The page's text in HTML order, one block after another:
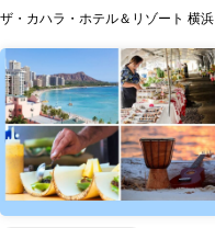
ザ・カハラ・ホテル＆リゾート 横浜